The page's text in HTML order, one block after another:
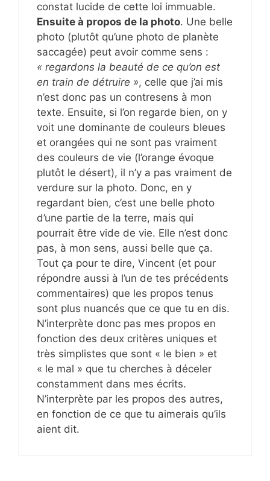
constat lucide de cette loi immuable.
Ensuite à propos de la photo. Une belle
photo (plutôt qu’une photo de planète
saccagée) peut avoir comme sens :
« regardons la beauté de ce qu’on est
en train de détruire », celle que j’ai mis
n’est donc pas un contresens à mon
texte. Ensuite, si l’on regarde bien, on y
voit une dominante de couleurs bleues
et orangées qui ne sont pas vraiment
des couleurs de vie (l’orange évoque
plutôt le désert), il n’y a pas vraiment de
verdure sur la photo. Donc, en y
regardant bien, c’est une belle photo
d’une partie de la terre, mais qui
pourrait être vide de vie. Elle n’est donc
pas, à mon sens, aussi belle que ça.
Tout ça pour te dire, Vincent (et pour
répondre aussi à l’un de tes précédents
commentaires) que les propos tenus
sont plus nuancés que ce que tu en dis.
N’interprète donc pas mes propos en
fonction des deux critères uniques et
très simplistes que sont « le bien » et
« le mal » que tu cherches à déceler
constamment dans mes écrits.
N’interprète par les propos des autres,
en fonction de ce que tu aimerais qu’ils
aient dit.